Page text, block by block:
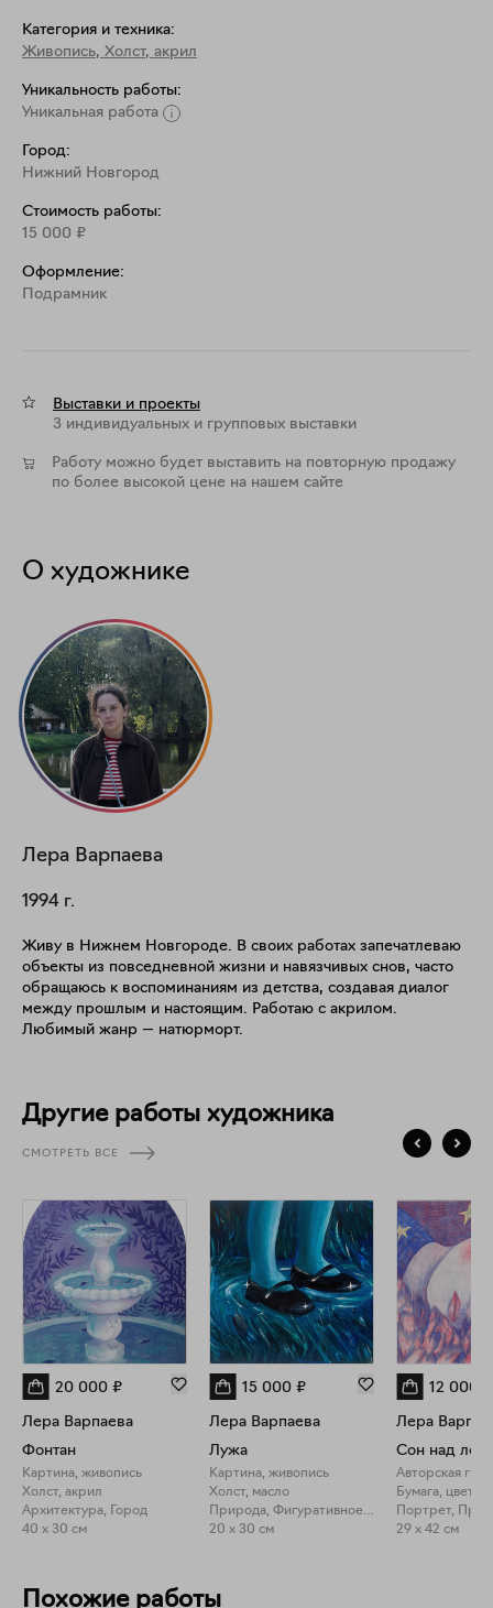
Категория и техника:
Живопись, Холст, акрил
Уникальность работы:
Уникальная работа
Город:
Нижний Новгород
Стоимость работы:
15 000 ₽
Оформление:
Подрамник
Выставки и проекты
3 индивидуальных и групповых выставки
Работу можно будет выставить на повторную продажу
по более высокой цене на нашем сайте
О художнике
Лера Варпаева
1994 г.
Живу в Нижнем Новгороде. В своих работах запечатлеваю
объекты из повседневной жизни и навязчивых снов, часто
обращаюсь к воспоминаниям из детства, создавая диалог
между прошлым и настоящим. Работаю с акрилом.
Любимый жанр — натюрморт.
Другие работы художника
СМОТРЕТЬ ВСЕ
20 000 ₽
Лера Варпаева
Фонтан
Картина, живопись
Холст, акрил
Архитектура, Город
40 x 30 см
15 000 ₽
Лера Варпаева
Лужа
Картина, живопись
Холст, масло
Природа, Фигуративное искусство
20 x 30 см
12 000
Лера
Сон над
Авторская
Портрет,
29 x 42 см
Похожие работы